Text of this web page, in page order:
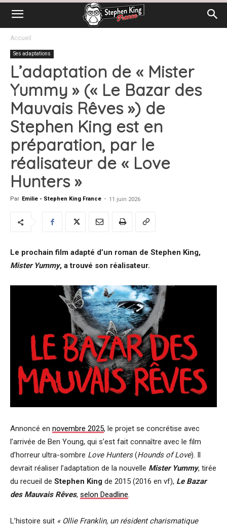
Accueil
Ses adaptations
L’adaptation de « Mister
Yummy » (« Le Bazar des
Mauvais Rêves ») de
Stephen King est en
préparation, par le
réalisateur de « Love
Hunters »
Par Emilie - Stephen King France - 11 juin 2026
Le prochain film adapté d’un roman de Stephen King,
Mister Yummy, a trouvé son réalisateur.
Annoncé en novembre 2025, le projet se concrétise avec
l’arrivée de Ben Young, qui s’est fait connaître avec le film
d’horreur ultra-sombre Love Hunters(Hounds of Love). Il
devrait réaliser l’adaptation de la nouvelle Mister Yummy, tirée
du recueil de Stephen King de 2015 (2016 en vf), Le Bazar
des Mauvais Rêves, selon Deadline.
L’histoire suit « Ollie Franklin, un résident charismatique